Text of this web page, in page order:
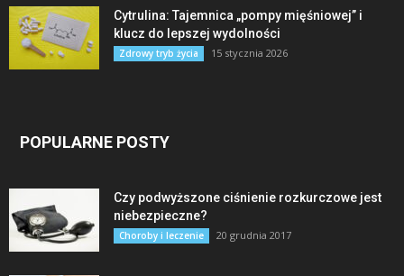
Cytrulina: Tajemnica „pompy mięśniowej” i
klucz do lepszej wydolności
Zdrowy tryb życia 15 stycznia 2026
POPULARNE POSTY
Czy podwyższone ciśnienie rozkurczowe jest
niebezpieczne?
Choroby i leczenie 20 grudnia 2017